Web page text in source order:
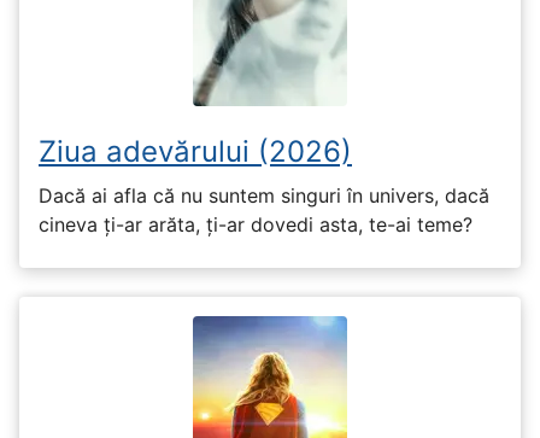
Ziua adevărului (2026)
Dacă ai afla că nu suntem singuri în univers, dacă
cineva ți-ar arăta, ți-ar dovedi asta, te-ai teme?